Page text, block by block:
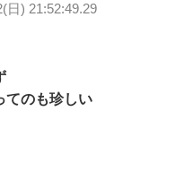
日) 21:52:49.29
てのも珍しい